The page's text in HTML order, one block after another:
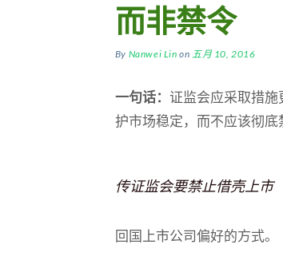
而非禁令
By Nanwei Lin on 五月 10, 2016
一句话： 证监会应采取措
护市场稳定，而不应该彻底
传证监会要禁止借壳上市
回国上市公司偏好的方式。